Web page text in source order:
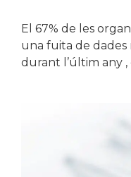
El 67% de les
una fuita de dades
durant l’últim any ,